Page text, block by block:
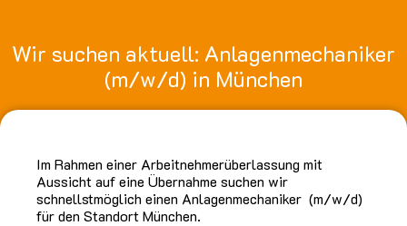
Wir suchen aktuell: Anlagenmechaniker
(m/w/d) in München
Im Rahmen einer Arbeitnehmerüberlassung mit
Aussicht auf eine Übernahme suchen wir
schnellstmöglich einen Anlagenmechaniker (m/w/d)
für den Standort München.